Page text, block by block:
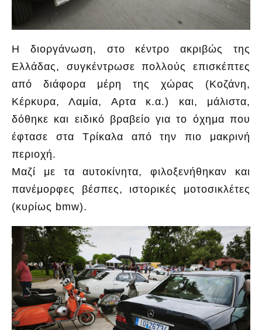
Η διοργάνωση, στο κέντρο ακριβώς της
Ελλάδας, συγκέντρωσε πολλούς επισκέπτες
από διάφορα μέρη της χώρας (Κοζάνη,
Κέρκυρα, Λαμία, Αρτα κ.α.) και, μάλιστα,
δόθηκε και ειδικό βραβείο για το όχημα που
έφτασε στα Τρίκαλα από την πιο μακρινή
περιοχή.
Μαζί με τα αυτοκίνητα, φιλοξενήθηκαν και
πανέμορφες βέσπες, ιστορικές μοτοσικλέτες
(κυρίως bmw).